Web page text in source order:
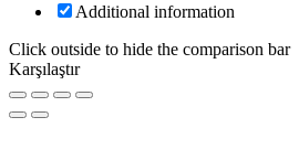
Additional information
Click outside to hide the comparison bar
Karşılaştır